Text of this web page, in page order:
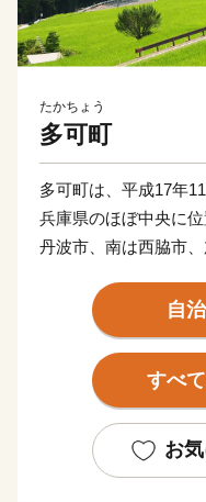
たかちょう
多可町
多可町は、平成17年
兵庫県のほぼ中央に
丹波市、南は西脇市
東西13km、南北
距離で神戸まで約
地勢的には、周囲を
舞う幻想的な風景が
町です。
自
すべ
お